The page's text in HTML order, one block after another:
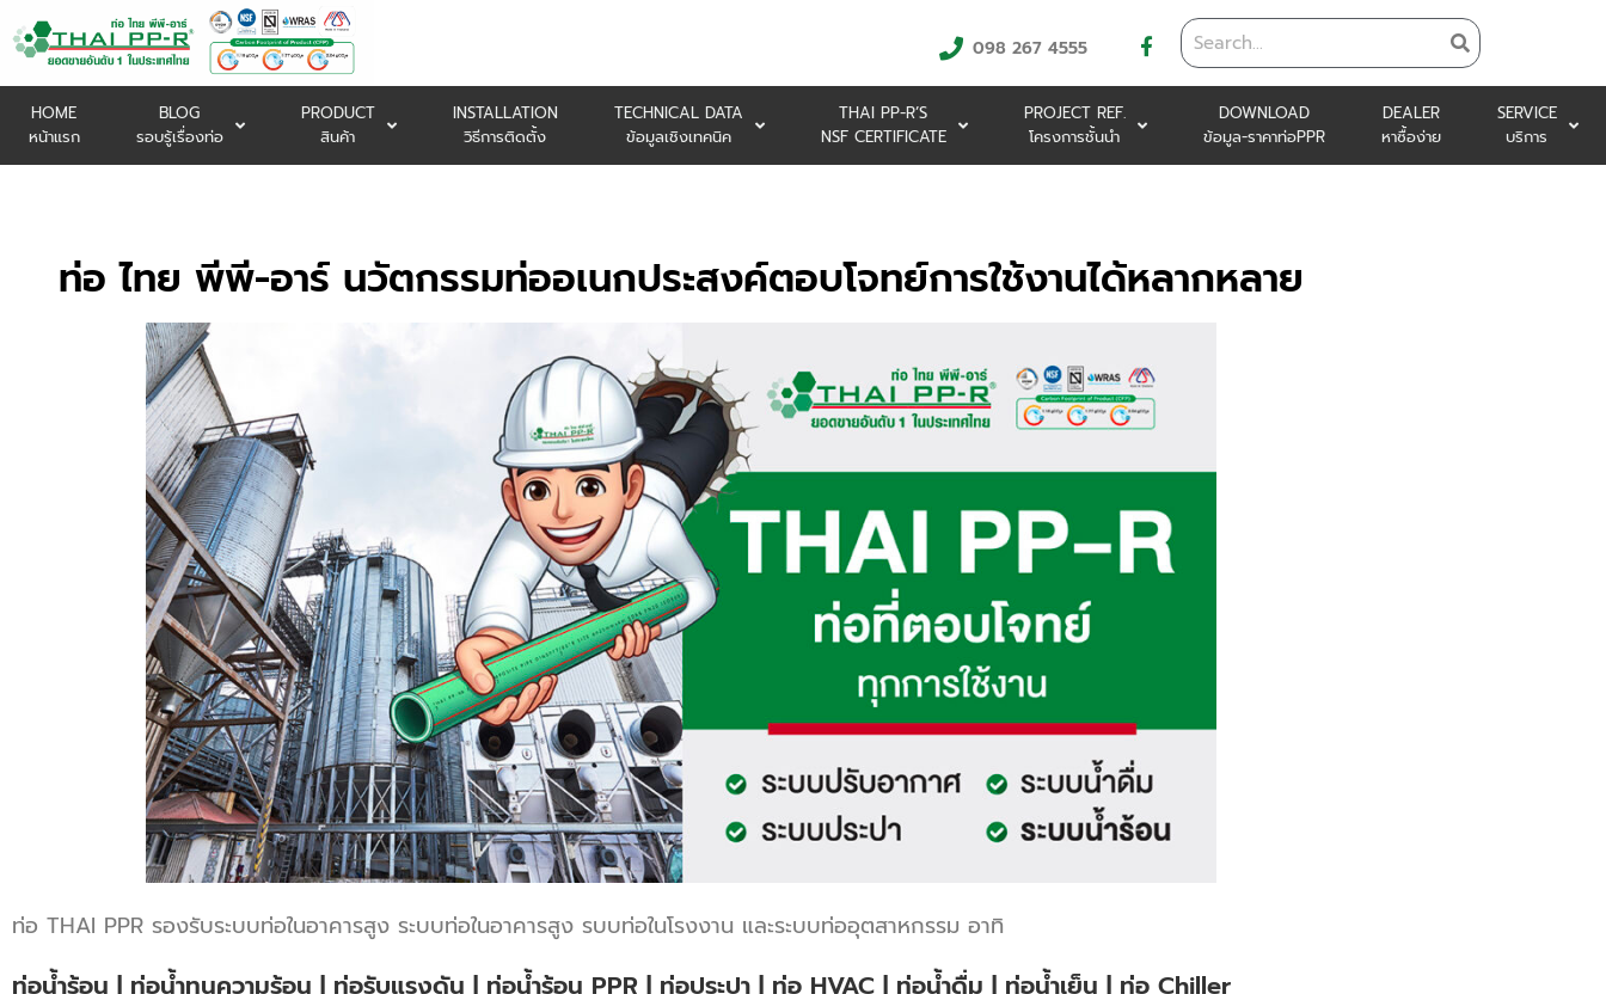
098 267 4555
HOME
หน้าแรก
BLOG
รอบรู้เรื่องท่อ
PRODUCT
สินค้า
INSTALLATION
วิธีการติดตั้ง
TECHNICAL DATA
ข้อมูลเชิงเทคนิค
THAI PP-R’S
NSF CERTIFICATE
PROJECT REF.
โครงการชั้นนำ
DOWNLOAD
ข้อมูล-ราคาท่อPPR
DEALER
หาซื้อง่าย
SERVICE
บริการ
ท่อ ไทย พีพี-อาร์ นวัตกรรมท่ออเนกประสงค์ตอบโจทย์การใช้งานได้หลากหลาย
ท่อ THAI PPR รองรับระบบท่อในอาคารสูง ระบบท่อในอาคารสูง รบบท่อในโรงงาน และระบบท่ออุตสาหกรรม อาทิ
ท่อน้ำร้อน | ท่อน้ำทนความร้อน | ท่อรับแรงดัน | ท่อน้ำร้อน PPR | ท่อประปา | ท่อ HVAC | ท่อน้ำดื่ม | ท่อน้ำเย็น | ท่อ Chiller